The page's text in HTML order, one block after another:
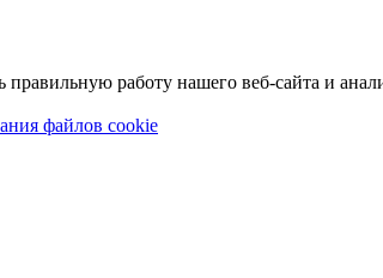
работу нашего веб-сайта и
файлов cookie